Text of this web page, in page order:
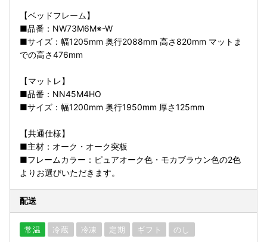
【ベッドフレーム】
■品番：NW73M6M※-W
■サイズ：幅1205mm 奥行2088mm 高さ820mm マットま
での高さ476mm
【マットレ】
■品番：NN45M4HO
■サイズ：幅1200mm 奥行1950mm 厚さ125mm
【共通仕様】
■主材：オーク・オーク突板
■フレームカラー：ピュアオーク色・モカブラウン色の2色
よりお選びいただきます。
配送
常温 冷蔵 冷凍 定期 ギフト のし